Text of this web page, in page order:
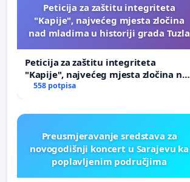
Peticija za zaštitu integriteta
"Kapije", najvećeg mjesta zločina
nad mladima u historiji grada Tuzla
Peticija za zaštitu integriteta
"Kapije", najvećeg mjesta zločina nad
mladima u historiji grada Tuzla
558 potpisa
Preusmjeravanje sredstava za
novogodišnji koncert u Sarajevu ka
poplavljenim područjima